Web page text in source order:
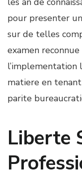
pour presenter
sur de telles
examen
l’implementation
matiere en
parite
Liberte